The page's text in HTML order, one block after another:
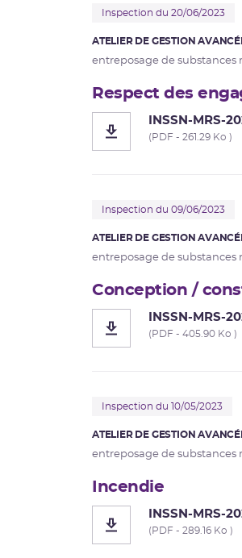
Inspection du 20/06/2023
ATELIER DE GESTION
entreposage de substances
Respect des
INSSN-MRS-
(PDF - 261.29 Ko )
Inspection du 09/06/2023
ATELIER DE GESTION
entreposage de substances
Conception /
INSSN-MRS-
(PDF - 405.90 Ko )
Inspection du 10/05/2023
ATELIER DE GESTION
entreposage de substances
Incendie
INSSN-MRS-
(PDF - 289.16 Ko )